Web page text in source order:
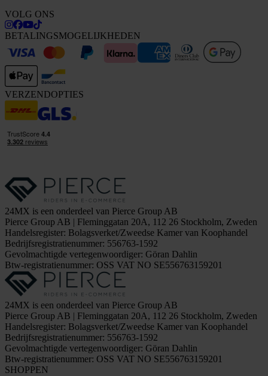
VOLG ONS
BETALINGSMOGELIJKHEDEN
VERZENDOPTIES
24MX is een onderdeel van Pierce Group AB
Pierce Group AB | Fleminggatan 20A, 112 26 Stockholm, Zweden
Handelsregister: Bolagsverket/Zweedse Kamer van Koophandel
Bedrijfsregistratienummer: 556763-1592
Gevolmachtigde vertegenwoordiger: Göran Dahlin
Btw-registratienummer: OSS VAT NO SE556763159201
24MX is een onderdeel van Pierce Group AB
Pierce Group AB | Fleminggatan 20A, 112 26 Stockholm, Zweden
Handelsregister: Bolagsverket/Zweedse Kamer van Koophandel
Bedrijfsregistratienummer: 556763-1592
Gevolmachtigde vertegenwoordiger: Göran Dahlin
Btw-registratienummer: OSS VAT NO SE556763159201
SHOPPEN